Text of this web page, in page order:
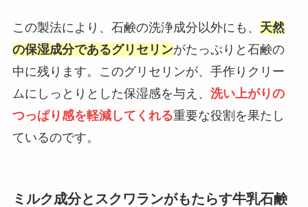
この製法により、石鹸の洗浄成分以外にも、 天然
の保湿成分であるグリセリンがたっぷりと石鹸の
中に残ります。このグリセリンが、手作りクリー
ムにしっとりとした保湿感を与え、 洗い上がりの
つっぱり感を軽減してくれる重要な役割を果たし
ているのです。
ミルク成分とスクワランがもたらす牛乳石鹸